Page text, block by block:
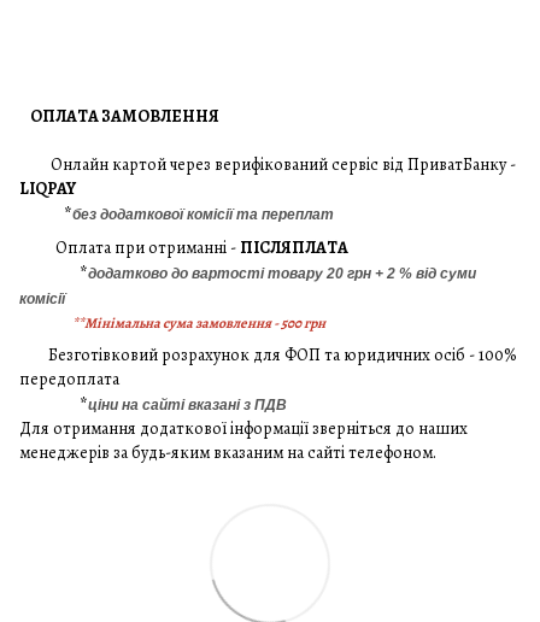
ОПЛАТА ЗАМОВЛЕННЯ
Онлайн картой через верифікований сервіс від ПриватБанку -
LIQPAY
*без додаткової комісії та переплат
Оплата при отриманні - ПІСЛЯПЛАТА
*додатково до вартості товару 20 грн + 2 % від суми
комісії
**Мінімальна сума замовлення - 500 грн
Безготівковий розрахунок для ФОП та юридичних осіб - 100%
передоплата
*ціни на сайті вказані з ПДВ
Для отримання додаткової інформації зверніться до наших
менеджерів за будь-яким вказаним на сайті телефоном.